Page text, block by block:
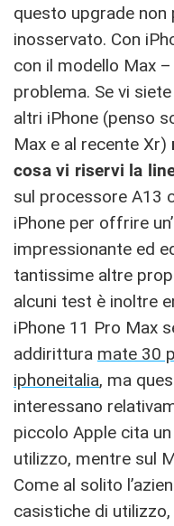
questo upgrade non
inosservato. Con
con il modello Max –
problema. Se vi
altri iPhone (penso
Max e al recente Xr)
cosa vi riservi la
sul processore A13
iPhone per offrire
impressionante ed
tantissime altre
alcuni test è inoltre
iPhone 11 Pro Max
addirittura mate 30
iphoneitalia, ma
interessano
piccolo Apple cita
utilizzo, mentre sul
Come al solito
casistiche di